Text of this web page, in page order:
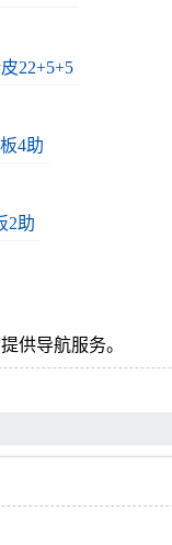
22+5+5
4助
2助
供导航服务。